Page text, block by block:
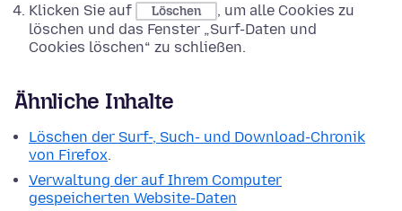
Klicken Sie auf Löschen
, um alle Cookies zu
löschen und das Fenster „Surf-Daten und
Cookies löschen“ zu schließen.
Ähnliche Inhalte
Löschen der Surf-, Such- und Download-Chronik
von Firefox.
Verwaltung der auf Ihrem Computer
gespeicherten Website-Daten